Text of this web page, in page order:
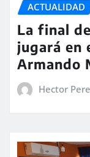
ACTUALIDAD
La final
jugará en
Armando
Hector